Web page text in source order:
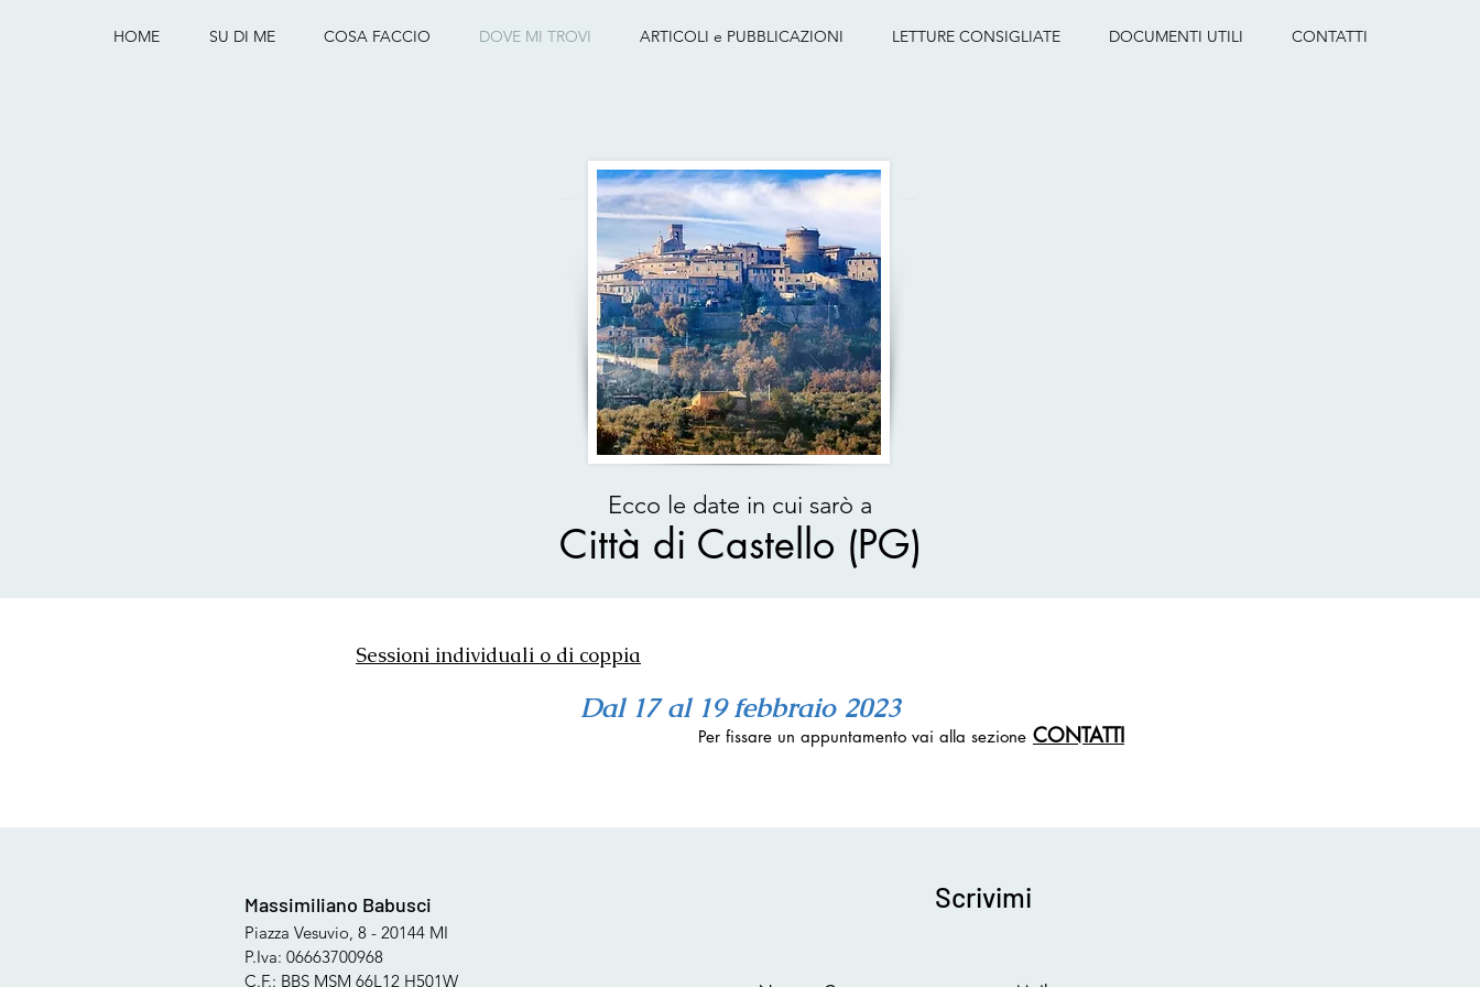
HOME SU DI ME COSA FACCIO DOVE MI TROVI ARTICOLI e PUBBLICAZIONI LETTURE CONSIGLIATE DOCUMENTI UTILI CONTATTI
Ecco le date in cui sarò a
Città di Castello (PG)
Sessioni individuali o di coppia
Dal 17 al 19 febbraio 2023
Per fissare un appuntamento vai alla sezione CONTATTI
Massimiliano Babusci
Piazza Vesuvio, 8 - 20144 MI
P.Iva: 06663700968
C.F.: BBS MSM 66L12 H501W
Scrivimi